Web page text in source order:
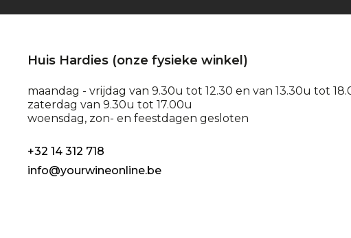
Huis Hardies (onze fysieke winkel)
maandag - vrijdag van 9.30u tot 12.30 en van 13.30u tot
zaterdag van 9.30u tot 17.00u
woensdag, zon- en feestdagen gesloten
+32 14 312 718
info@yourwineonline.be